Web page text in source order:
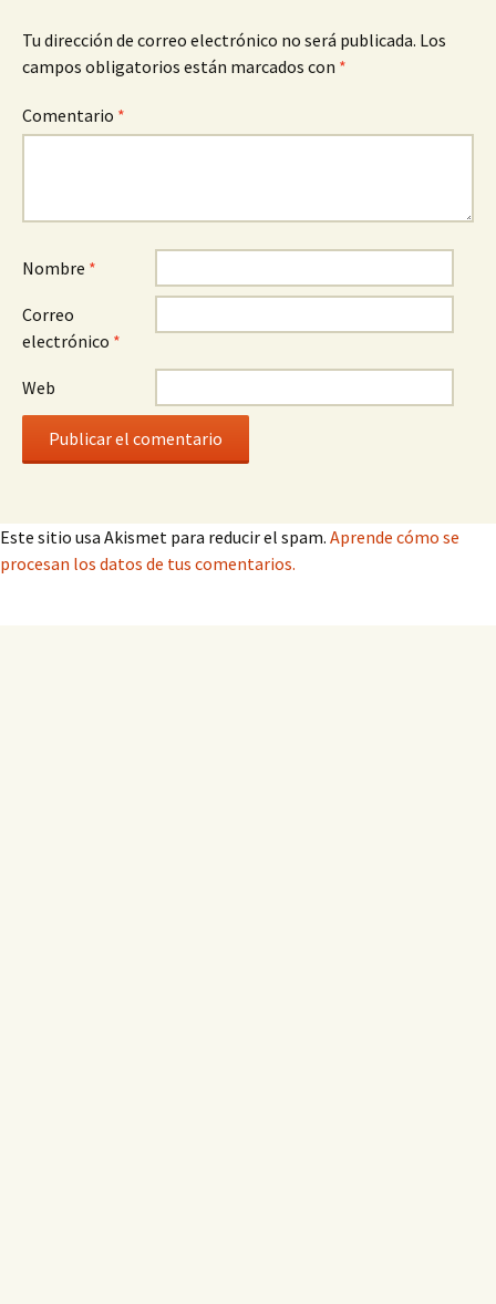
Tu dirección de correo electrónico no será publicada. Los
campos obligatorios están marcados con *
Comentario *
Nombre *
Correo
electrónico *
Web
Este sitio usa Akismet para reducir el spam. Aprende cómo se
procesan los datos de tus comentarios.